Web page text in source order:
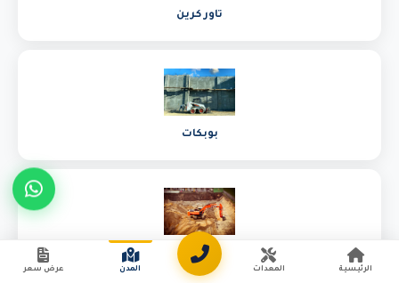
تاور كرين
بوبكات
بوكلين
الرئيسية المعدات المدن عرض سعر